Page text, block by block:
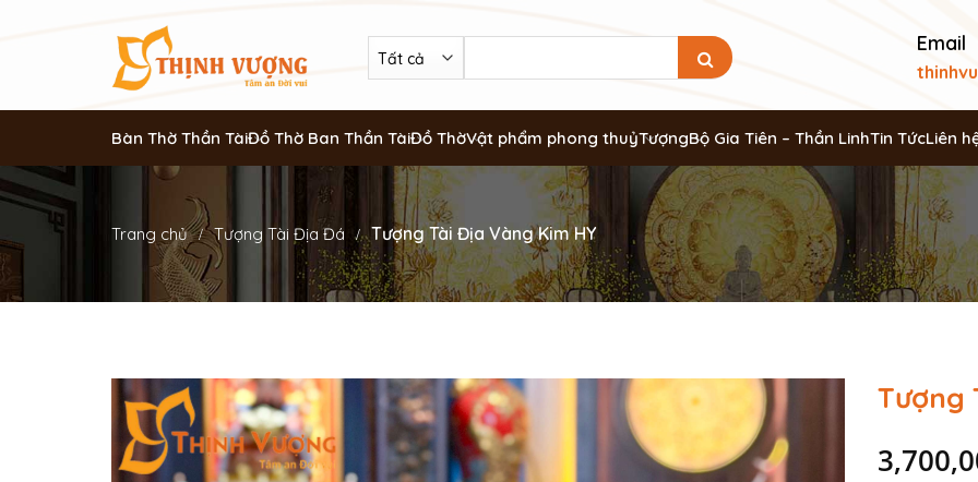
Email
Bàn Thờ Thần TàiĐồ Thờ Ban Thần TàiĐồ ThờVật phẩm phong thuỷTượngBộ Gia Tiên – Thần LinhTin TứcLiên
Trang chủ Tượng Tài Địa Đá Tượng Tài Địa Vàng Kim HY
Tượng